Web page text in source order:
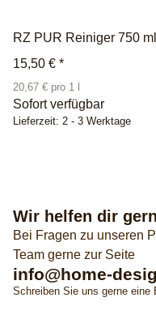
RZ PUR Reiniger 750 ml
15,50 € *
20,67 € pro 1 l
Sofort verfügbar
Lieferzeit: 2 - 3 Werktage
Wir helfen dir
Bei Fragen zu unseren
Team gerne zur Seite
info@home-
Schreiben Sie uns gerne eine